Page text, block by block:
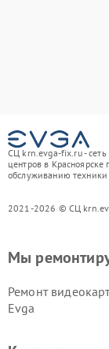
СЦ krn.evga-fix.ru - сеть
центров в Красноярске
обслуживанию техники
2021-2026 © СЦ
Мы
Ремонт
Evga